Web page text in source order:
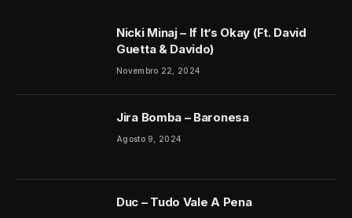
Nicki Minaj – If It’s Okay (Ft. David
Guetta & Davido)
Novembro 22, 2024
Jira Bomba – Baronesa
Agosto 9, 2024
Duc – Tudo Vale A Pena